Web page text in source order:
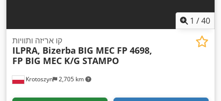
1 /40
Krotoszyn 2,705 km
קו אריזה ותוויות
ILPRA, Bizerba BIG MEC FP 4698,
FP BIG MEC K/G STAMPO